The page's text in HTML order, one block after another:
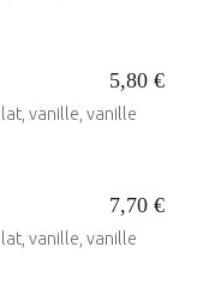
5,80 €
vanille, vanille
7,70 €
vanille, vanille